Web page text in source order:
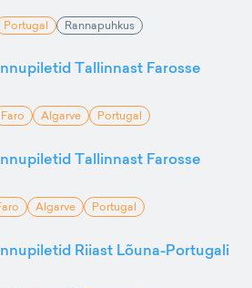
Portugal Rannapuhkus
Tallinnast Farosse
Faro Algarve Portugal
Tallinnast Farosse
Algarve Portugal
Riiast Lõuna-Portugali